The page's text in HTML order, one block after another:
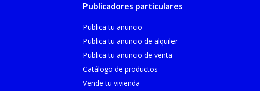
Publicadores particulares
Publica tu anuncio
Publica tu anuncio de alquiler
Publica tu anuncio de venta
Catálogo de productos
Vende tu vivienda